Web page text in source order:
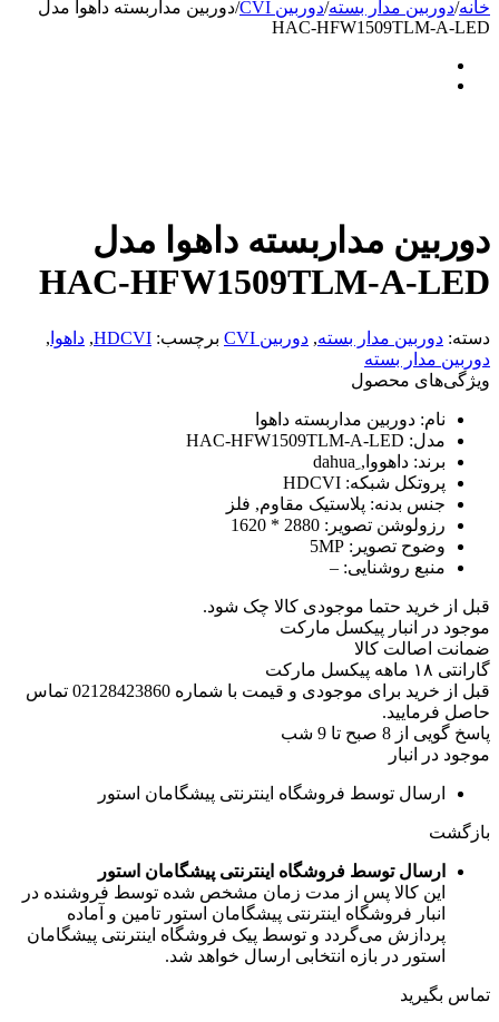
خانه/دوربین مدار بسته/دوربین CVI /دوربین مداربسته داهوا مدل
HAC-HFW1509TLM-A-LED
دوربین مداربسته داهوا مدل
HAC-HFW1509TLM-A-LED
دسته: دوربین مدار بسته, دوربین CVI برچسب: HDCVI
, داهوا ,
دوربین مدار بسته
ویژگی‌های محصول
نام: دوربین مداربسته داهوا
مدل: HAC-HFW1509TLM-A-LED
برند: داهووا, ِdahua
پروتکل شبکه: HDCVI
جنس بدنه: پلاستیک مقاوم, فلز
رزولوشن تصویر: 2880 * 1620
وضوح تصویر: 5MP
منبع روشنایی: –
قبل از خرید حتما موجودی کالا چک شود.
موجود در انبار پیکسل مارکت
ضمانت اصالت کالا
گارانتی ۱۸ ماهه پیکسل مارکت
قبل از خرید برای موجودی و قیمت با شماره 02128423860 تماس
حاصل فرمایید.
پاسخ گویی از 8 صبح تا 9 شب
موجود در انبار
ارسال توسط فروشگاه اینترنتی پیشگامان استور
بازگشت
ارسال توسط فروشگاه اینترنتی پیشگامان استور
این کالا پس از مدت زمان مشخص شده توسط فروشنده در
انبار فروشگاه اینترنتی پیشگامان استور تامین و آماده
پردازش می‌گردد و توسط پیک فروشگاه اینترنتی پیشگامان
استور در بازه انتخابی ارسال خواهد شد.
تماس بگیرید